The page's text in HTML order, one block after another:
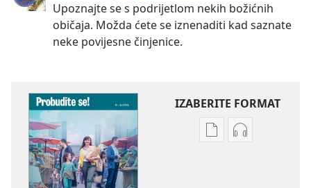
Upoznajte se s podrijetlom nekih božićnih
običaja. Možda ćete se iznenaditi kad saznate
neke povijesne činjenice.
IZABERITE FORMAT
PostavkePostavke